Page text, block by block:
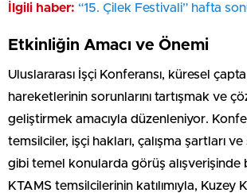
İlgili haber: “15. Çilek Festivali” hafta
Etkinliğin Amacı ve Önemi
Uluslararası İşçi Konferansı, küresel
hareketlerinin sorunlarını tartışmak ve
geliştirmek amacıyla düzenleniyor.
temsilciler, işçi hakları, çalışma şartları
gibi temel konularda görüş alışverişinde
KTAMS temsilcilerinin katılımıyla, Kuzey